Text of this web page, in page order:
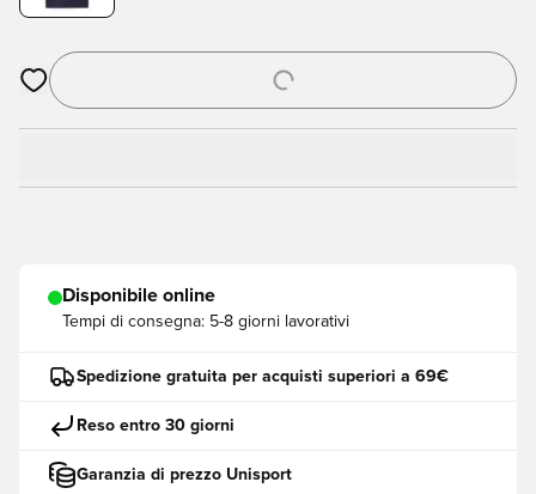
Apre una finestra modale per accedere o registrarsi come
Disponibile online
Tempi di consegna: 5-8 giorni lavorativi
Spedizione gratuita per acquisti superiori a 69€
Reso entro 30 giorni
Garanzia di prezzo Unisport